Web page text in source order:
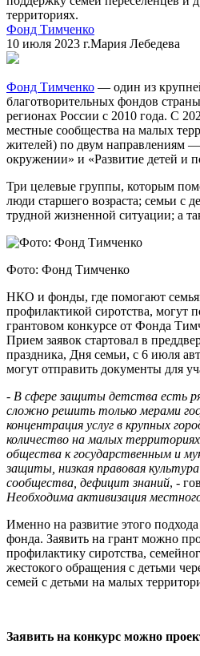
территориях.
Фонд Тимченко
10 июля 2023 г.Мария Лебедева
Фонд Тимченко — один из
благотворительных фондов
регионах России с 2010 года. С
местные сообщества на малых
жителей) по двум направлениям
окружении» и «Развитие детей и
Три целевые группы, которым
люди старшего возраста; семьи с
трудной жизненной ситуации; а
Фото: Фонд Тимченко
НКО и фонды, где помогают
профилактикой сиротства, могут
грантовом конкурсе от Фонда
Прием заявок стартовал в
праздника, Дня семьи, с 6 июля
могут отправить документы для
- В сфере защиты детства есть
сложно решить только мерами
концентрация услуг в крупных
количество на малых
общества к государственным и
защиты, низкая правовая
сообщества, дефицит знаний, -
Необходима активизация
Именно на развитие этого
фонда. Заявить на грант можно
профилактику сиротства,
жестокого обращения с детьми
семей с детьми на малых
Заявить на конкурс можно